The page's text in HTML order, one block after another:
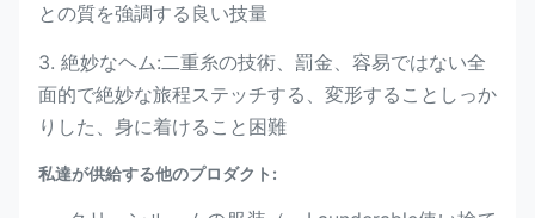
との質を強調する良い技量
3. 絶妙なヘム:二重糸の技術、罰金、容易ではない全
面的で絶妙な旅程ステッチする、変形することしっか
りした、身に着けること困難
私達が供給する他のプロダクト: